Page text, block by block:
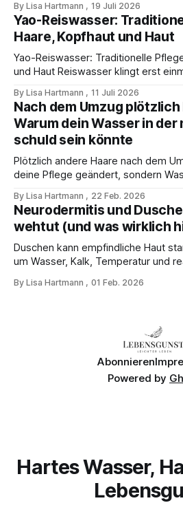
By Lisa Hartmann 19 Juli 2026
Yao-Reiswasser:
Haare, Kopfhaut und Haut
Yao-Reiswasser: Traditionelle
und Haut Reiswasser klingt erst einmal unscheinbar. Ein
fertig. Genau so wird es in vielen
Aber bei Yao-Reiswasser geht es
Küchenzutat. Der eigentliche Punkt
By Lisa Hartmann 11 Juli 2026
Nach dem Umzug
Warum dein Wasser in der
schuld sein könnte
Plötzlich andere Haare nach dem
deine Pflege geändert, sondern
By Lisa Hartmann 22 Feb. 2026
Neurodermitis und
wehtut (und was wirklich
Duschen kann empfindliche Haut
um Wasser, Kalk, Temperatur und
By Lisa Hartmann 01 Feb. 2026
Abonnieren
Powered by
Hartes Wasser,